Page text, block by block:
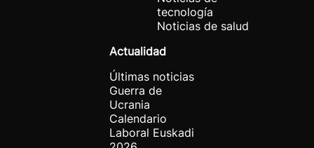
tecnología
Noticias de salud
Actualidad
Últimas noticias
Guerra de
Ucrania
Calendario
Laboral Euskadi